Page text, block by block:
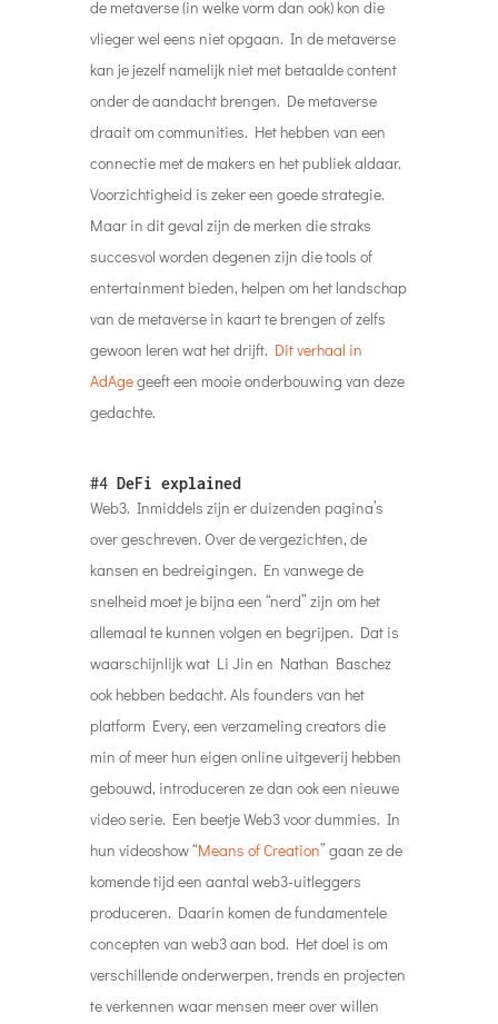
de metaverse (in welke vorm dan ook) kon die
vlieger wel eens niet opgaan. In de metaverse
kan je jezelf namelijk niet met betaalde content
onder de aandacht brengen. De metaverse
draait om communities. Het hebben van een
connectie met de makers en het publiek aldaar.
Voorzichtigheid is zeker een goede strategie.
Maar in dit geval zijn de merken die straks
succesvol worden degenen zijn die tools of
entertainment bieden, helpen om het landschap
van de metaverse in kaart te brengen of zelfs
gewoon leren wat het drijft. Dit verhaal in
AdAgegeeft een mooie onderbouwing van deze
gedachte.
#4 DeFi explained
Web3. Inmiddels zijn er duizenden pagina’s
over geschreven. Over de vergezichten, de
kansen en bedreigingen. En vanwege de
snelheid moet je bijna een “nerd” zijn om het
allemaal te kunnen volgen en begrijpen. Dat is
waarschijnlijk wat Li Jin en Nathan Baschez
ook hebben bedacht. Als founders van het
platform Every, een verzameling creators die
min of meer hun eigen online uitgeverij hebben
gebouwd, introduceren ze dan ook een nieuwe
video serie. Een beetje Web3 voor dummies. In
hun videoshow “Means of Creation” gaan ze de
komende tijd een aantal web3-uitleggers
produceren. Daarin komen de fundamentele
concepten van web3 aan bod. Het doel is om
verschillende onderwerpen, trends en projecten
te verkennen waar mensen meer over willen